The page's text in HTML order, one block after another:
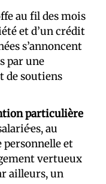
au fil des mois
et d’un crédit
s’annoncent
par une
de soutiens
particulière
au
personnelle et
vertueux
ailleurs, un